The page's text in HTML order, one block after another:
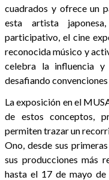
cuadrados y ofrece un
esta artista
participativo, el cine
reconocida músico y
celebra la influencia
desafiando
La exposición en el
de estos conceptos,
permiten trazar un
Ono, desde sus
sus producciones más
hasta el 17 de mayo